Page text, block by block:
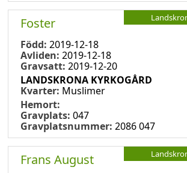
Foster
Född: 2019-12-18
Avliden: 2019-12-18
Gravsatt: 2019-12-20
LANDSKRONA KYRKOGÅRD
Kvarter: Muslimer
Hemort:
Gravplats: 047
Gravplatsnummer: 2086 047
Frans August